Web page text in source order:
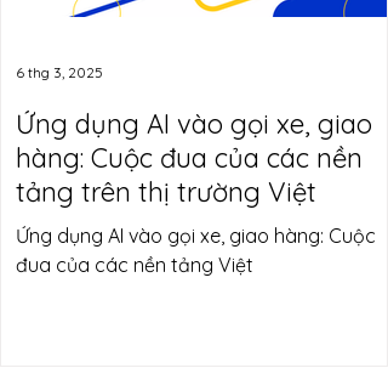
Ứng dụng AI vào gọi xe, giao
hàng: Cuộc đua của các nền
tảng trên thị trường Việt
Ứng dụng AI vào gọi xe, giao hàng: Cuộc
đua của các nền tảng Việt
6 thg 3, 2025